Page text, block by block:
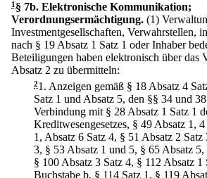
1 § 7b. Elektronische Kommunikation;
Verordnungsermächtigung. (1)
Investmentgesellschaften, Verwahrstellen,
nach § 19 Absatz 1 Satz 1 oder Inhaber
Beteiligungen haben elektronisch über das
Absatz 2 zu übermitteln:
21. Anzeigen gemäß § 18 Absatz 4
Satz 1 und Absatz 5, den §§ 34 und
Verbindung mit § 28 Absatz 1 Satz 1
Kreditwesengesetzes, § 49 Absatz 1,
1, Absatz 6 Satz 4, § 51 Absatz 2
3, § 53 Absatz 1 und 5, § 65 Absatz
§ 100 Absatz 3 Satz 4, § 112 Absatz 1
Buchstabe b, § 114 Satz 1, § 119